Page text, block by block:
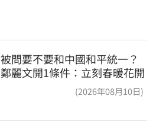
被問要不要和中國和平統一？
鄭麗文開1條件：立刻春暖花開
(2026年08月10日)